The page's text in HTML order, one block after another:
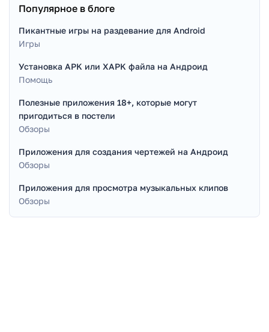
Популярное в блоге
Пикантные игры на раздевание для Android
Игры
Установка APK или XAPK файла на Андроид
Помощь
Полезные приложения 18+, которые могут
пригодиться в постели
Обзоры
Приложения для создания чертежей на Андроид
Обзоры
Приложения для просмотра музыкальных клипов
Обзоры